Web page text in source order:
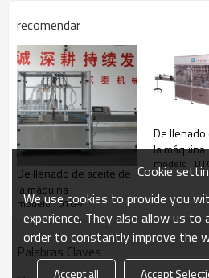
recomendar
De llenado de aceite de
la máquina
modelo : DTG-4
De
la máquina
modelo :
Palabras Claves
Cookie
We use cookies to provide you
experience. They also allow us to
order to constantly improve the
Accept all Accept